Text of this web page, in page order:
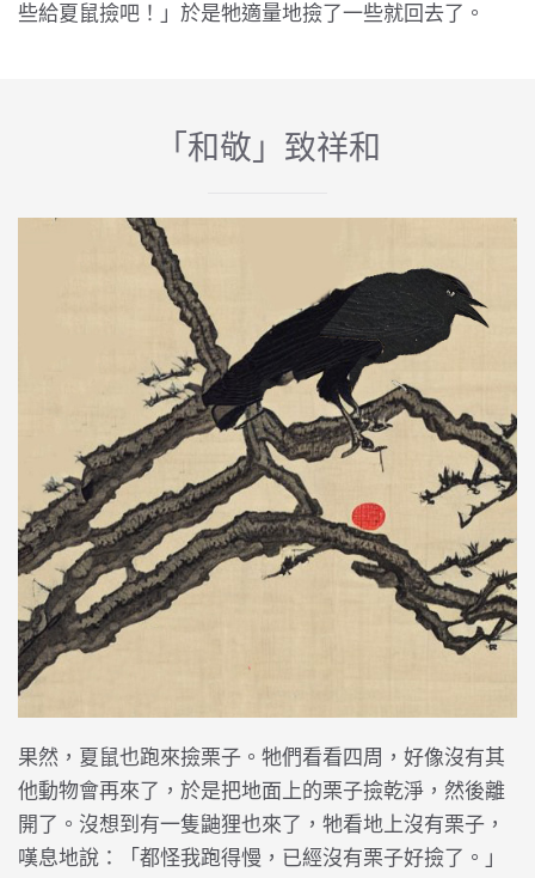
些給夏鼠撿吧！」於是牠適量地撿了一些就回去了。
「和敬」致祥和
果然，夏鼠也跑來撿栗子。牠們看看四周，好像沒有其
他動物會再來了，於是把地面上的栗子撿乾淨，然後離
開了。沒想到有一隻鼬狸也來了，牠看地上沒有栗子，
嘆息地說：「都怪我跑得慢，已經沒有栗子好撿了。」